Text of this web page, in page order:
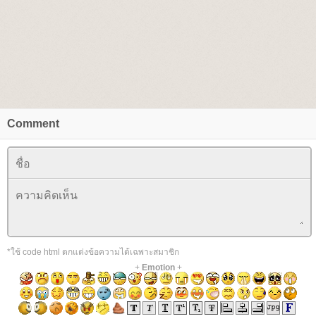
Comment
*ใช้ code html ตกแต่งข้อความได้เฉพาะสมาชิก
+ Emotion+